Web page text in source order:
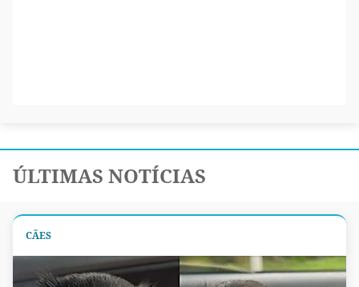
ÚLTIMAS NOTÍCIAS
CÃES